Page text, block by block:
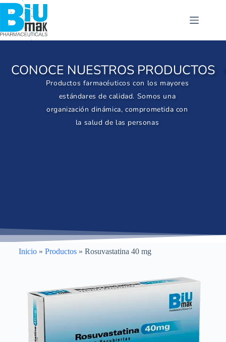
CONOCE NUESTROS PRODUCTOS
Productos farmacéuticos con los mayores
estándares de calidad. Somos una
organización dinámica, comprometida con
la salud de las personas
Inicio» Productos» Rosuvastatina 40 mg